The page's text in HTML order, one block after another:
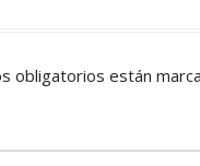
obligatorios están